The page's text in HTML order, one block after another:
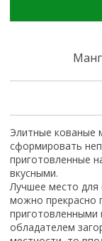
Элитные кованые
сформировать
приготовленные
вкусными.
Лучшее место для
можно прекрасно
приготовленными
обладателем